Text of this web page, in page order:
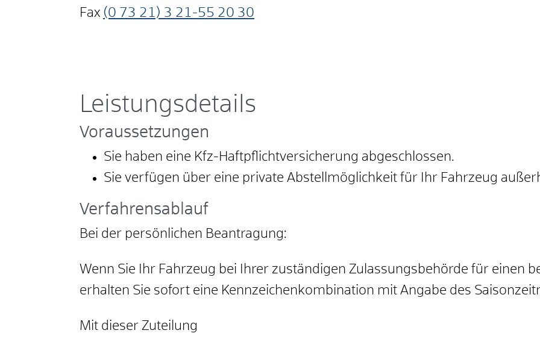
Fax (0 73 21) 3 21-55 20 30
Leistungsdetails
Voraussetzungen
Sie haben eine Kfz-Haftpflichtversicherung abgeschlossen.
Sie verfügen über eine private Abstellmöglichkeit für Ihr Fahrzeug
Verfahrensablauf
Bei der persönlichen Beantragung:
Wenn Sie Ihr Fahrzeug bei Ihrer zuständigen Zulassungsbehörde für einen
erhalten Sie sofort eine Kennzeichenkombination mit Angabe des
Mit dieser Zuteilung